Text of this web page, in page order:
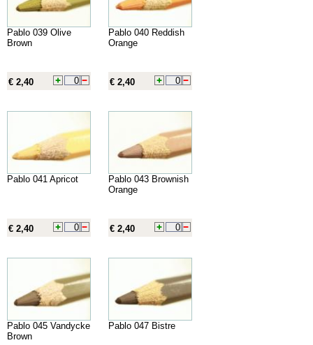
Pablo 039 Olive
Brown
€ 2,40
Pablo 040 Reddish
Orange
€ 2,40
Pablo 041 Apricot
€ 2,40
Pablo 043 Brownish
Orange
€ 2,40
Pablo 045 Vandycke
Brown
Pablo 047 Bistre